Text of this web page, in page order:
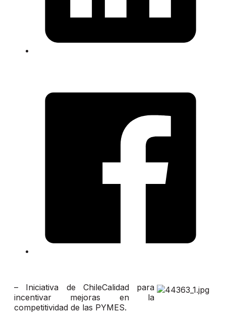
– Iniciativa de ChileCalidad para
incentivar mejoras en la
competitividad de las PYMES.